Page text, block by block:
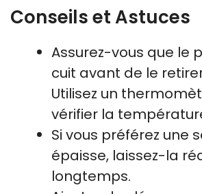
Conseils et Astuces
Assurez-vous que le
cuit avant de le
Utilisez un
vérifier la
Si vous préférez une
épaisse, laissez-la
longtemps.